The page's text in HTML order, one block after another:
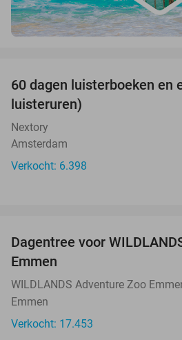
60 dagen luisterboeken en
luisteruren)
Nextory
Amsterdam
Verkocht: 6.398
Dagentree voor
Emmen
WILDLANDS Adventure Zoo
Emmen
Verkocht: 17.453